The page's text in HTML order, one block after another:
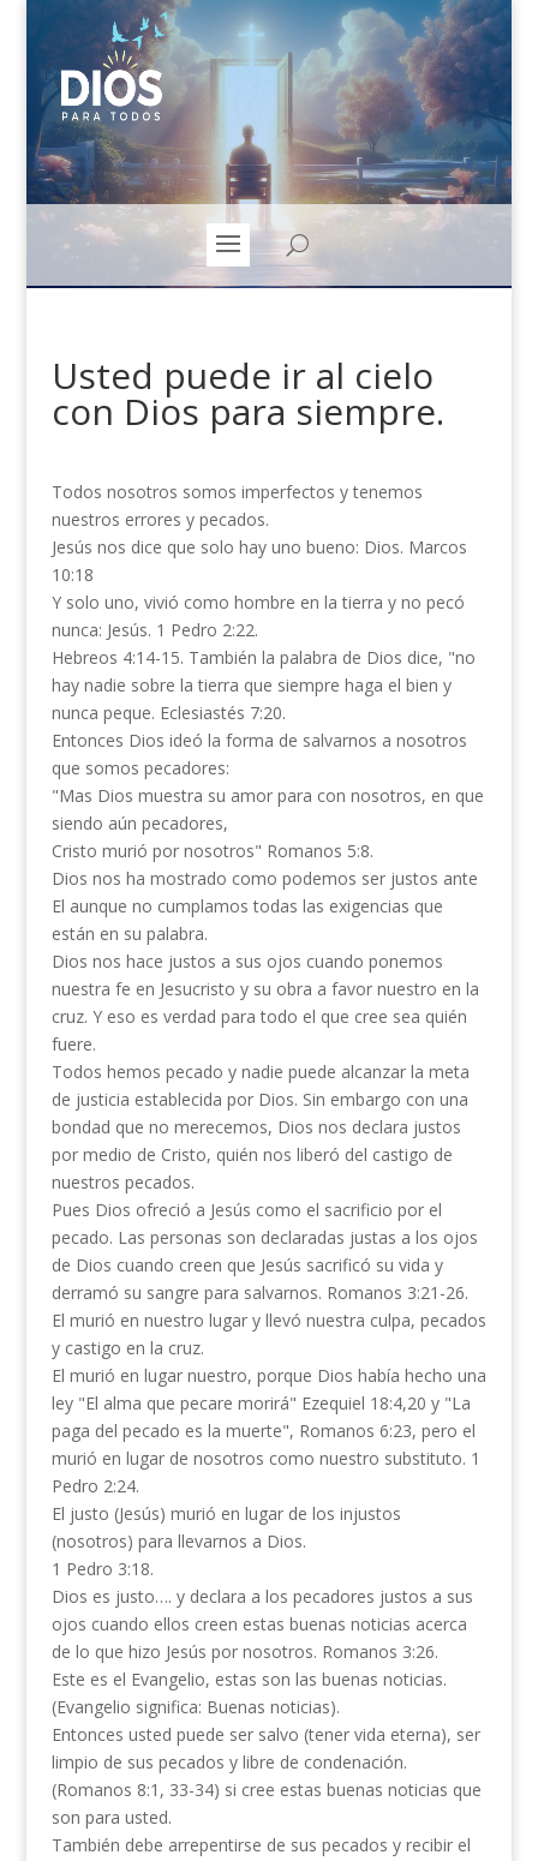
Usted puede ir al cielo
con Dios para siempre.
Todos nosotros somos imperfectos y tenemos
nuestros errores y pecados.
Jesús nos dice que solo hay uno bueno: Dios. Marcos
10:18
Y solo uno, vivió como hombre en la tierra y no pecó
nunca: Jesús. 1 Pedro 2:22.
Hebreos 4:14-15. También la palabra de Dios dice, "no
hay nadie sobre la tierra que siempre haga el bien y
nunca peque. Eclesiastés 7:20.
Entonces Dios ideó la forma de salvarnos a nosotros
que somos pecadores:
"Mas Dios muestra su amor para con nosotros, en que
siendo aún pecadores,
Cristo murió por nosotros" Romanos 5:8.
Dios nos ha mostrado como podemos ser justos ante
El aunque no cumplamos todas las exigencias que
están en su palabra.
Dios nos hace justos a sus ojos cuando ponemos
nuestra fe en Jesucristo y su obra a favor nuestro en la
cruz. Y eso es verdad para todo el que cree sea quién
fuere.
Todos hemos pecado y nadie puede alcanzar la meta
de justicia establecida por Dios. Sin embargo con una
bondad que no merecemos, Dios nos declara justos
por medio de Cristo, quién nos liberó del castigo de
nuestros pecados.
Pues Dios ofreció a Jesús como el sacrificio por el
pecado. Las personas son declaradas justas a los ojos
de Dios cuando creen que Jesús sacrificó su vida y
derramó su sangre para salvarnos. Romanos 3:21-26.
El murió en nuestro lugar y llevó nuestra culpa, pecados
y castigo en la cruz.
El murió en lugar nuestro, porque Dios había hecho una
ley "El alma que pecare morirá" Ezequiel 18:4,20 y "La
paga del pecado es la muerte", Romanos 6:23, pero el
murió en lugar de nosotros como nuestro substituto. 1
Pedro 2:24.
El justo (Jesús) murió en lugar de los injustos
(nosotros) para llevarnos a Dios.
1 Pedro 3:18.
Dios es justo…. y declara a los pecadores justos a sus
ojos cuando ellos creen estas buenas noticias acerca
de lo que hizo Jesús por nosotros. Romanos 3:26.
Este es el Evangelio, estas son las buenas noticias.
(Evangelio significa: Buenas noticias).
Entonces usted puede ser salvo (tener vida eterna), ser
limpio de sus pecados y libre de condenación.
(Romanos 8:1, 33-34) si cree estas buenas noticias que
son para usted.
También debe arrepentirse de sus pecados y recibir el